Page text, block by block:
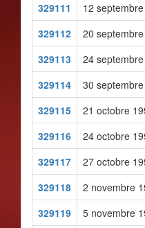
329111
12
329112
20
329113
24
329114
30
329115
21 octobre
329116
24 octobre
329117
27 octobre
329118
2 novembre
329119
5 novembre